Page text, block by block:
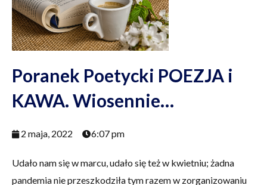
Poranek Poetycki POEZJA i
KAWA. Wiosennie…
2 maja, 2022 6:07 pm
Udało nam się w marcu, udało się też w kwietniu; żadna
pandemia nie przeszkodziła tym razem w zorganizowaniu